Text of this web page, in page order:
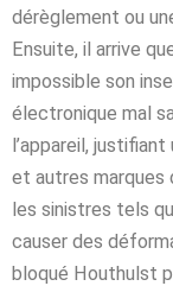
dérèglement ou
Ensuite, il arrive
impossible son
électronique mal
l’appareil,
et autres marques
les sinistres tels
causer des
bloqué Houthulst